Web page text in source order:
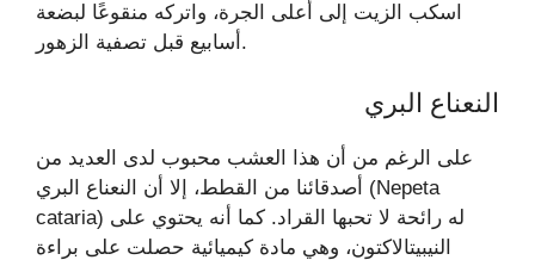
اسكب الزيت إلى أعلى الجرة، واتركه منقوعًا لبضعة
أسابيع قبل تصفية الزهور.
النعناع البري
على الرغم من أن هذا العشب محبوب لدى العديد من
أصدقائنا من القطط، إلا أن النعناع البري (Nepeta
cataria) له رائحة لا تحبها القراد. كما أنه يحتوي على
النيبيتالاكتون، وهي مادة كيميائية حصلت على براءة